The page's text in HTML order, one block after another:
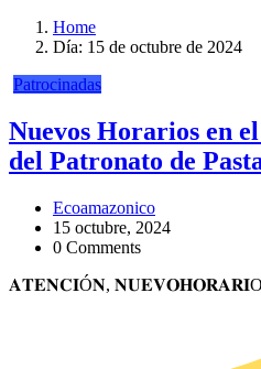
Home
Día: 15 de octubre de 2024
Patrocinadas
Nuevos Horarios en
del Patronato de
Ecoamazonico
15 octubre, 2024
0 Comments
𝐀𝐓𝐄𝐍𝐂𝐈Ó𝐍, 𝐍𝐔𝐄𝐕𝐎𝐇𝐎𝐑𝐀𝐑𝐈O